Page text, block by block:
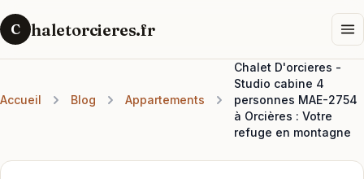
C haletorcieres.fr
Accueil Blog Appartements
Chalet D'orcieres -
Studio cabine 4
personnes MAE-2754
à Orcières : Votre
refuge en montagne